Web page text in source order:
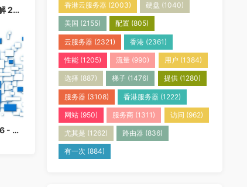
香港云服务器免备案优势详解 2026：快速上线，无需等待备案
香港云服务器购买指南 2026 - 免备案高速云主机推荐
香港云服务器 (2003) 硬盘 (1040)
美国 (2155) 配置 (805)
云服务器 (2321) 香港 (2361)
性能 (1205) 流量 (990) 用户 (1384)
选择 (887) 梯子 (1476) 提供(1280)
服务器 (3108) 香港服务器 (1222)
网站 (950) 服务商 (1311) 访问 (962)
尤其是 (1262) 路由器 (836)
有一次 (884)